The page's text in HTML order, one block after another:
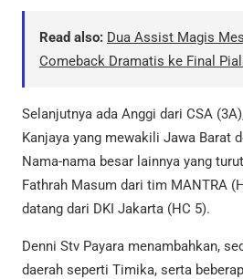
Read also: Dua Assist Magis
Comeback Dramatis ke Final
Selanjutnya ada Anggi dari CSA
Kanjaya yang mewakili Jawa Barat
Nama-nama besar lainnya yang
Fathrah Masum dari tim MANTRA
datang dari DKI Jakarta (HC 5).
Denni Stv Payara menambahkan,
daerah seperti Timika, serta